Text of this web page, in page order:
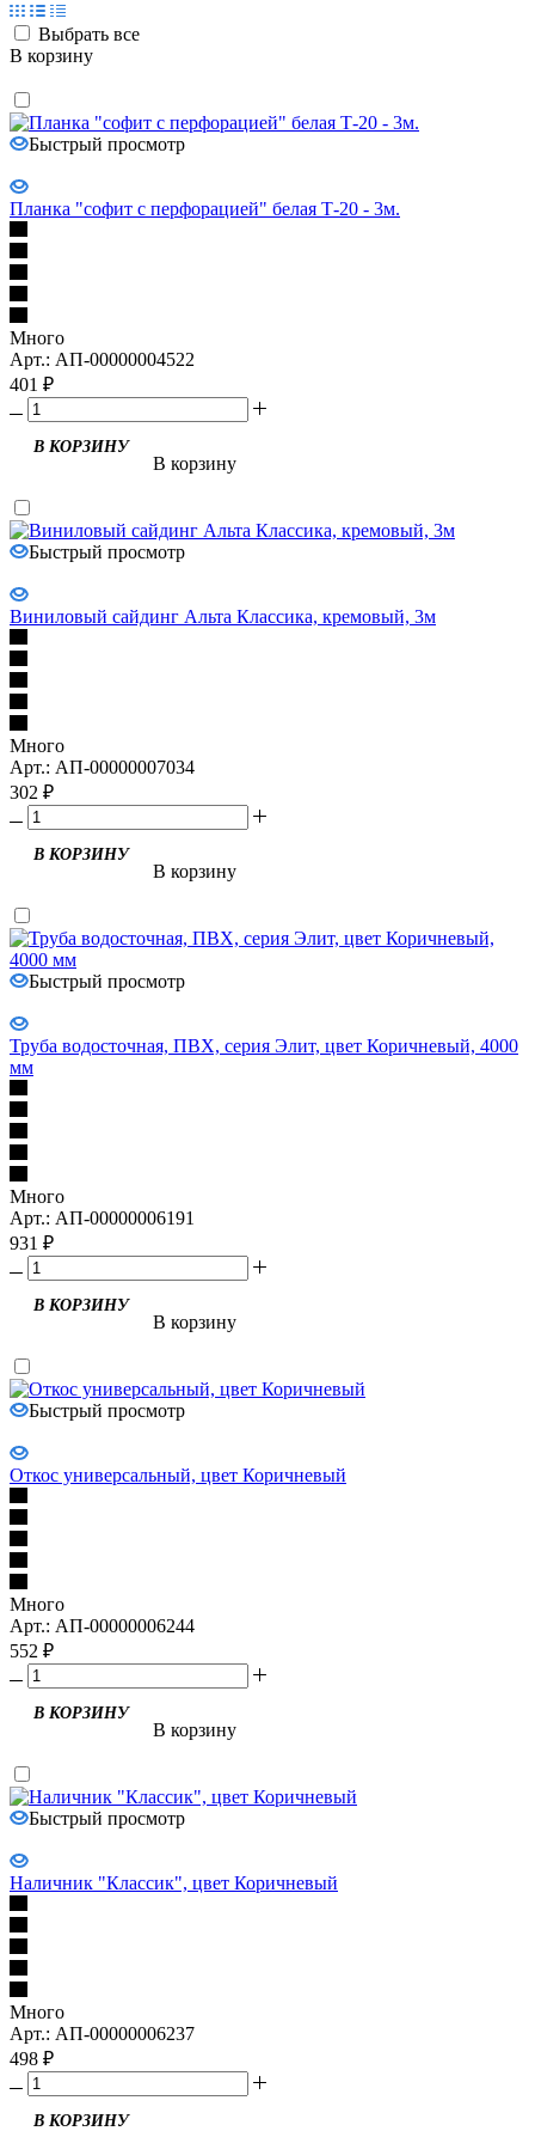
Выбрать все
В корзину
Быстрый просмотр
Планка "софит с перфорацией" белая Т-20 - 3м.
Много
Арт.: АП-00000004522
401 ₽
В корзину
Быстрый просмотр
Виниловый сайдинг Альта Классика, кремовый, 3м
Много
Арт.: АП-00000007034
302 ₽
В корзину
Быстрый просмотр
Труба водосточная, ПВХ, серия Элит, цвет Коричневый, 4000
мм
Много
Арт.: АП-00000006191
931 ₽
В корзину
Быстрый просмотр
Откос универсальный, цвет Коричневый
Много
Арт.: АП-00000006244
552 ₽
В корзину
Быстрый просмотр
Наличник "Классик", цвет Коричневый
Много
Арт.: АП-00000006237
498 ₽